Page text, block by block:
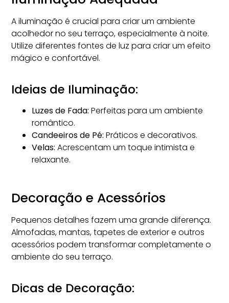
A iluminação é crucial para criar um ambiente
acolhedor no seu terraço, especialmente à noite.
Utilize diferentes fontes de luz para criar um efeito
mágico e confortável.
Ideias de Iluminação:
Luzes de Fada: Perfeitas para um ambiente
romântico.
Candeeiros de Pé: Práticos e decorativos.
Velas: Acrescentam um toque intimista e
relaxante.
Decoração e Acessórios
Pequenos detalhes fazem uma grande diferença.
Almofadas, mantas, tapetes de exterior e outros
acessórios podem transformar completamente o
ambiente do seu terraço.
Dicas de Decoração: